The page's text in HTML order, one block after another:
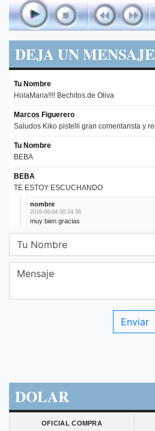
DEJA UN MENSAJE
DOLAR
OFICIAL COMPRA